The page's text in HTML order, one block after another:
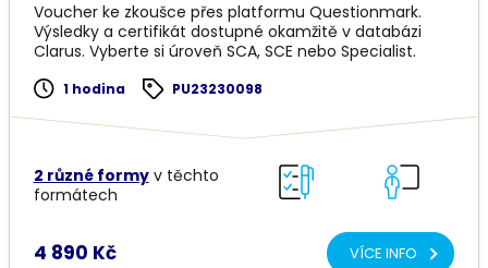
Voucher ke zkoušce přes platformu Questionmark.
Výsledky a certifikát dostupné okamžitě v databázi
Clarus. Vyberte si úroveň SCA, SCE nebo Specialist.
1 hodina PU23230098
2 různé formyv těchto
formátech
4 890 Kč VÍCE INFO